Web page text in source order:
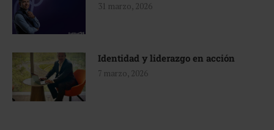
31 marzo, 2026
Identidad y liderazgo en acción
7 marzo, 2026